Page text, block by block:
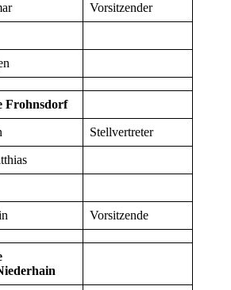
Vorsitzender
Frohnsdorf
Stellvertreter
Vorsitzende